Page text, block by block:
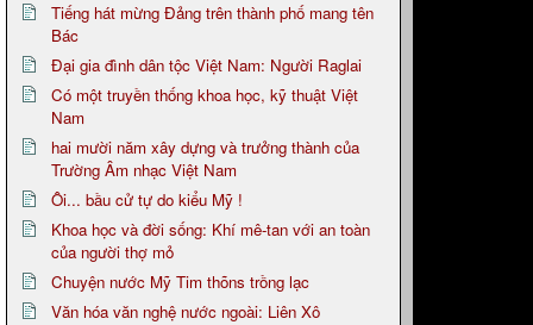
Tiếng hát mừng Đảng trên thành phố mang tên
Bác
Đại gia đình dân tộc Việt Nam: Người Raglai
Có một truyền thống khoa học, kỹ thuật Việt
Nam
hai mười năm xây dựng và trưởng thành của
Trường Âm nhạc Việt Nam
Ôi... bầu cử tự do kiểu Mỹ !
Khoa học và đời sống: Khí mê-tan với an toàn
của người thợ mỏ
Chuyện nước Mỹ Tim thõns trồng lạc
Văn hóa văn nghệ nước ngoài: Liên Xô